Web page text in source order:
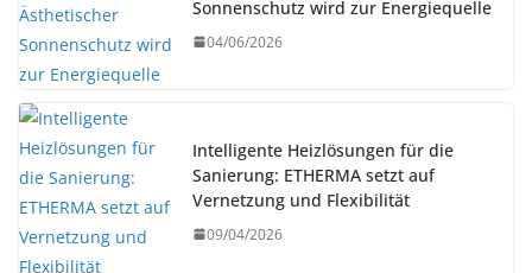
Sonnenschutz wird zur Energiequelle
04/06/2026
Intelligente Heizlösungen für die
Sanierung: ETHERMA setzt auf
Vernetzung und Flexibilität
09/04/2026